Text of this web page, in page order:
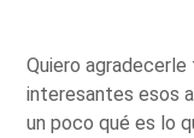
Quiero agradecerle
interesantes esos
un poco qué es lo